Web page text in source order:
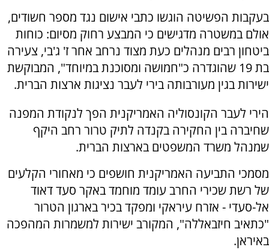
בעקבות הפשיטה הוגשו כתבי אישום נגד מספר חשודים,
אולם במשטרה מדגישים כי המבצע רחוק מסיום: כוחות
ביטחון רבים מנהלים כעת מצוד נרחב אחר ז' ג'בי, צעירה
בת 19 שהוגדרה כ"חמושה ומסוכנת במיוחד", המבוקשת
ישירות בגין מעורבותה בירי לעבר נציגות ארצות הברית.
הירי לעבר הקונסוליה האמריקנית הפך לנקודת המפנה
שחיברה בין החקירה בקנדה לתיק טרור רחב היקף
שמנהל משרד המשפטים בארצות הברית.
מסמכי התביעה האמריקנית חושפים כי מאחורי הקלעים
של רשת שכירי החרב עומד מוחמד באקר סעד דאוד
אל-סעדי - אזרח עיראקי ומפקד בכיר בארגון הטרור
"כתאיב חיזבאללה", המקורב ישירות למשמרות המהפכה
באיראן.